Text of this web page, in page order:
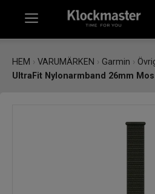
KLOCKOR
HEM › VARUMÄRKEN › Garmin ›
UltraFit Nylonarmband 26mm